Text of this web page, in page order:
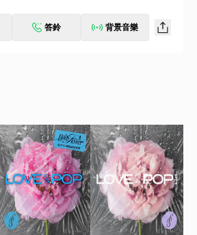
答鈴 背景音樂